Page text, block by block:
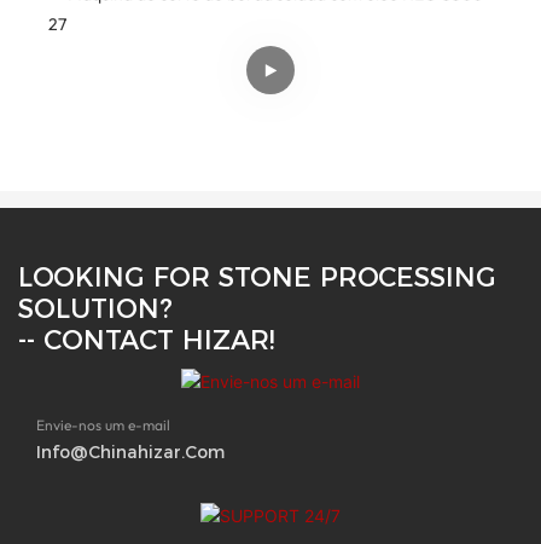
LOOKING FOR STONE PROCESSING
SOLUTION?
-- CONTACT HIZAR!
Envie-nos um e-mail
Info@chinahizar.com